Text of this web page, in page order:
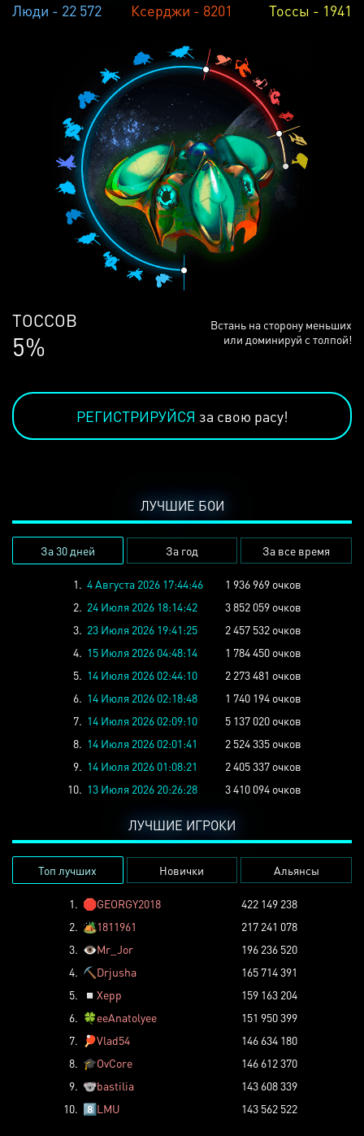
Люди - 22 572 Ксерджи - 8201 Тоссы - 1941
ЛЮДЕЙ
68%
Встань на сторону меньших
или доминируй с толпой!
РЕГИСТРИРУЙСЯ за свою расу!
ЛУЧШИЕ БОИ
За 30 дней За год За все время
1. 4 Августа 2026 17:44:46
1 936 969 очков
2. 24 Июля 2026 18:14:42
3 852 059 очков
3. 23 Июля 2026 19:41:25
2 457 532 очков
4. 15 Июля 2026 04:48:14
1 784 450 очков
5. 14 Июля 2026 02:44:10
2 273 481 очков
6. 14 Июля 2026 02:18:48
1 740 194 очков
7. 14 Июля 2026 02:09:10
5 137 020 очков
8. 14 Июля 2026 02:01:41
2 524 335 очков
9. 14 Июля 2026 01:08:21
2 405 337 очков
10. 13 Июля 2026 20:26:28 3 410 094 очков
ЛУЧШИЕ ИГРОКИ
Топ лучших Новички Альянсы
1. 🛑GEORGY2018
422 149 238
2. 🏕️1811961
217 241 078
3. 👁️Mr_Jor
196 236 520
4. ⛏️ Drjusha
165 714 391
5.
◽ Xepp
159 163 204
6. 🍀eeAnatolyee
151 950 399
7.
🏓Vlad54
146 634 180
8. 🎓OvCore
146 612 370
9. 🐨bastilia
143 608 339
10. 8️⃣LMU 143 562 522